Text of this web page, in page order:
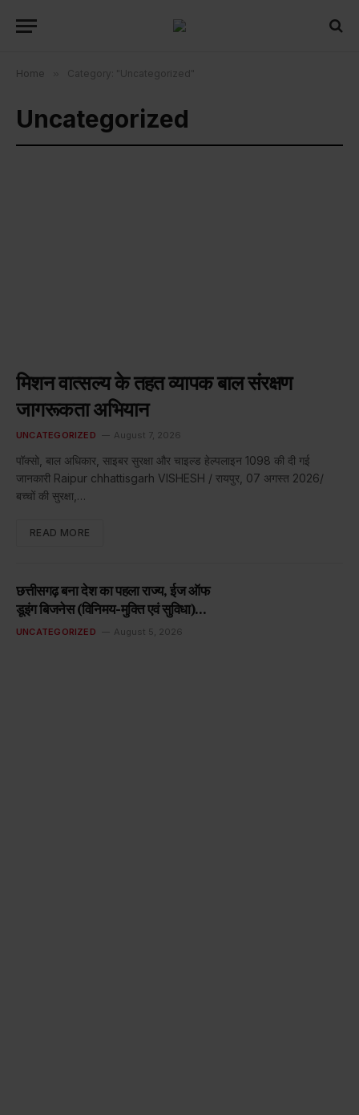
Home Category: "Uncategorized"
Uncategorized
मिशन वात्सल्य के तहत व्यापक बाल संरक्षण
जागरूकता अभियान
UNCATEGORIZED August 7, 2026
पॉक्सो, बाल अधिकार, साइबर सुरक्षा और चाइल्ड हेल्पलाइन 1098 की दी गई
जानकारी Raipur chhattisgarh VISHESH / रायपुर, 07 अगस्त 2026/
बच्चों की सुरक्षा,…
READ MORE
छत्तीसगढ़ बना देश का पहला राज्य, ईज ऑफ
डूइंग बिजनेस (विनिमय-मुक्ति एवं सुविधा)
विधेयक, 2026 को छत्तीसगढ़ कैबिनेट से मिली
UNCATEGORIZED August 5, 2026